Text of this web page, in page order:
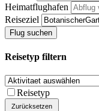
Heimatflughafen
Reiseziel
Flug suchen
Reisetyp filtern
Reisetyp